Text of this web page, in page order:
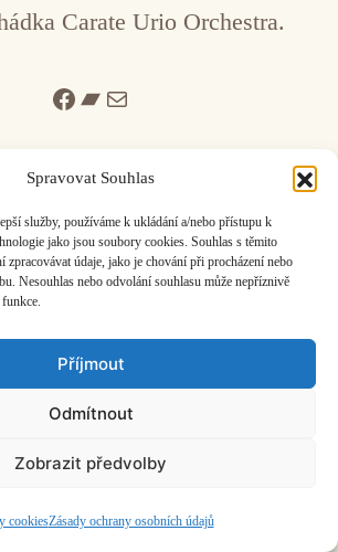
Spravovat Souhlas
služby, používáme k ukládání a/nebo přístupu k
jako jsou soubory cookies. Souhlas s těmito
zpracovávat údaje, jako je chování při procházení nebo
Nesouhlas nebo odvolání souhlasu může nepříznivě
Příjmout
Odmítnout
Zobrazit předvolby
cookiesZásady ochrany osobních údajů
Carate Urio Orchestra.
Facebook
Bandcamp
Mail
| vydáváHudební informační středisko
| Kontaktujte nás: info@hisvoice.cz
– design a admin
Atelier Dokument